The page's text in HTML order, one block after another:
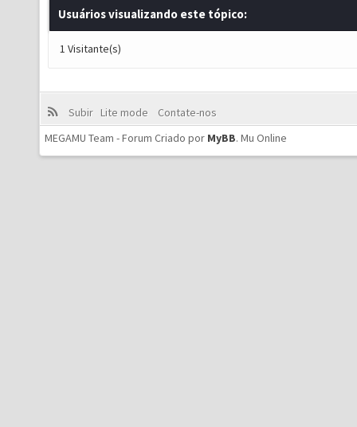
Usuários visualizando este tópico:
1 Visitante(s)
Subir Lite mode
Contate-nos
MEGAMU Team - Forum Criado por MyBB. Mu Online